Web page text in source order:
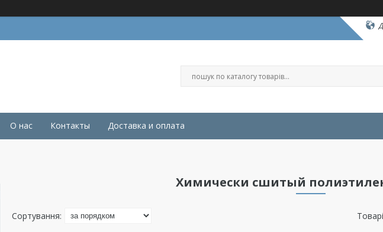
О нас Контакты Доставка и оплата
Химически сшитый